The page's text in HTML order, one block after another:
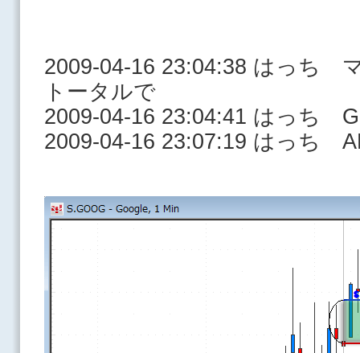
2009-04-16 23:04:38 はっち
トータルで
2009-04-16 23:04:41 はっち
2009-04-16 23:07:19 はっち